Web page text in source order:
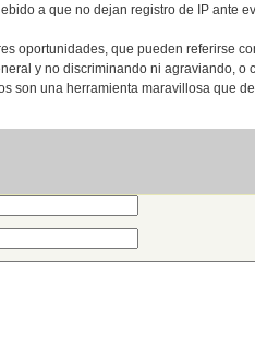
a que no dejan registro de IP ante
oportunidades, que pueden referirse
y no discriminando ni agraviando, o
son una herramienta maravillosa que